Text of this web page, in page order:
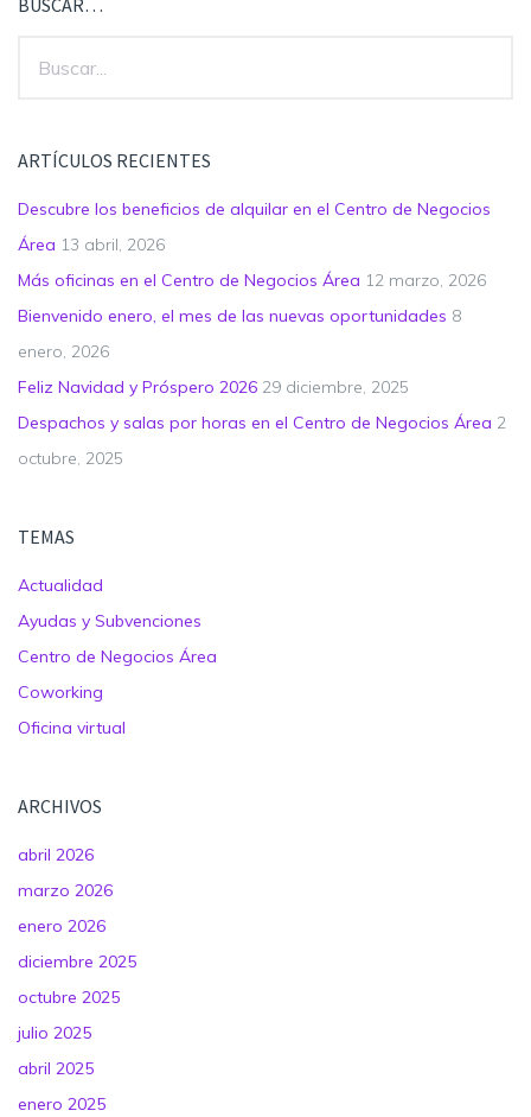
BUSCAR…
ARTÍCULOS RECIENTES
Descubre los beneficios de alquilar en el Centro de Negocios
Área 13 abril, 2026
Más oficinas en el Centro de Negocios Área 12 marzo, 2026
Bienvenido enero, el mes de las nuevas oportunidades 8
enero, 2026
Feliz Navidad y Próspero 2026 29 diciembre, 2025
Despachos y salas por horas en el Centro de Negocios Área 2
octubre, 2025
TEMAS
Actualidad
Ayudas y Subvenciones
Centro de Negocios Área
Coworking
Oficina virtual
ARCHIVOS
abril 2026
marzo 2026
enero 2026
diciembre 2025
octubre 2025
julio 2025
abril 2025
enero 2025